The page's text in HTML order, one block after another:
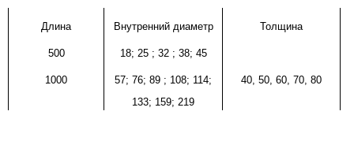
Длина Внутренний диаметр Толщина
500 18; 25; 32; 38; 45
1000 57; 76; 89 ; 108; 114;
133; 159; 219
40, 50, 60, 70, 80